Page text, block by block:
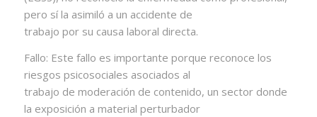
pero sí la asimiló a un accidente de
trabajo por su causa laboral directa.
Fallo: Este fallo es importante porque reconoce los
riesgos psicosociales asociados al
trabajo de moderación de contenido, un sector donde
la exposición a material perturbador